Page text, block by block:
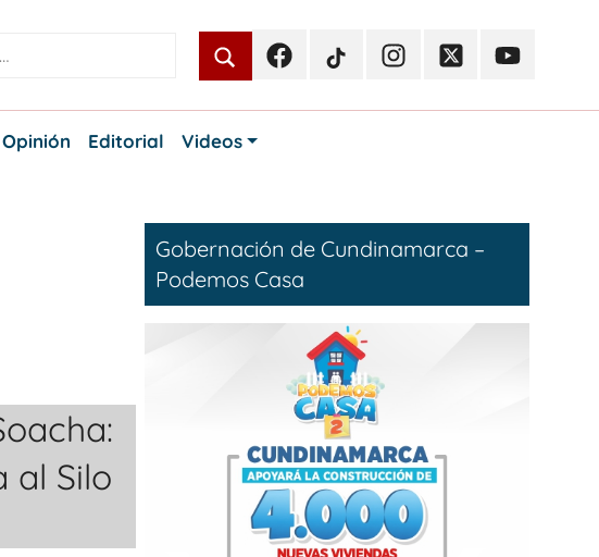
FacebookTikTokInstagramTwitterYoutube
Opinión Editorial Videos
al Silo
Gobernación de Cundinamarca –
Podemos Casa